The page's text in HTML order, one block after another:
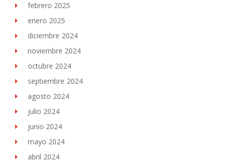
febrero 2025
enero 2025
diciembre 2024
noviembre 2024
octubre 2024
septiembre 2024
agosto 2024
julio 2024
junio 2024
mayo 2024
abril 2024